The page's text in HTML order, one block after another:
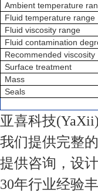
Ambient temperature
Fluid temperature range
Fluid viscosity range
Fluid contamination
Recommended viscosity
Surface treatment
Mass
Seals
亚喜科技
我们提供完整
提供咨询，设
30年行业经验